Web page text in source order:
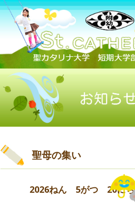
聖母の集い
2026ねん 5がつ 20にち